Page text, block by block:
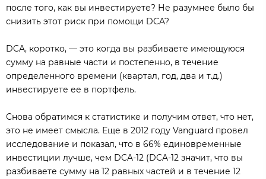
после того, как вы инвестируете? Не разумнее было бы
снизить этот риск при помощи DCA?
DCA, коротко, — это когда вы разбиваете имеющуюся
сумму на равные части и постепенно, в течение
определенного времени (квартал, год, два и т.д.)
инвестируете ее в портфель.
Снова обратимся к статистике и получим ответ, что нет,
это не имеет смысла. Еще в 2012 году Vanguard провел
исследование и показал, что в 66% единовременные
инвестиции лучше, чем DCA-12 (DCA-12 значит, что вы
разбиваете сумму на 12 равных частей и в течение 12